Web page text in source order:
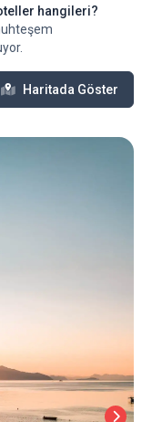
hangileri?
Haritada Göster